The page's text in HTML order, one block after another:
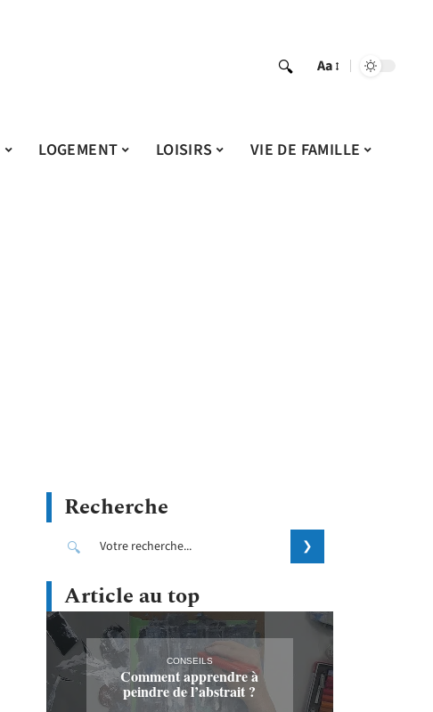
Aa
LOGEMENT LOISIRS
VIE DE FAMILLE
Recherche
Article au top
CONSEILS
Comment apprendre à
peindre de l’abstrait ?